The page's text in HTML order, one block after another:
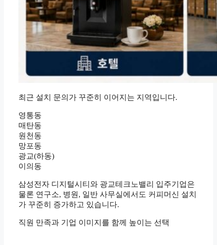
최근 설치 문의가 꾸준히 이어지는 지역입니다.
영통동
매탄동
원천동
망포동
광교(하동)
이의동
삼성전자 디지털시티와 광교테크노밸리 입주기업은
물론 연구소, 병원, 일반 사무실에서도 커피머신 설치
가 꾸준히 증가하고 있습니다.
직원 만족과 기업 이미지를 함께 높이는 선택